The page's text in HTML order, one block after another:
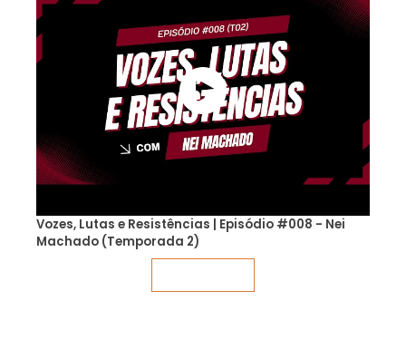
Vozes, Lutas e Resistências | Episódio #008 - Nei
Machado (Temporada 2)